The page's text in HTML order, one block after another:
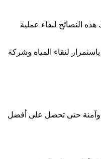
النصائح لبقاء عملية
لنقاء المياه وشركة
وآمنة حتى تحصل على أفضل